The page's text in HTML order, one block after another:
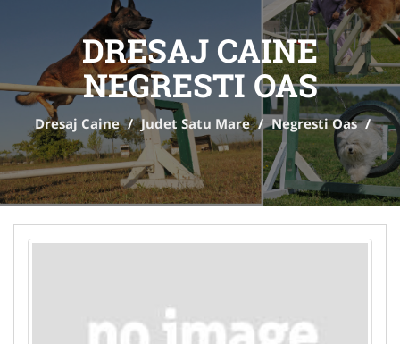
DRESAJ CAINE
NEGRESTI OAS
Dresaj Caine / Judet Satu Mare / Negresti Oas /